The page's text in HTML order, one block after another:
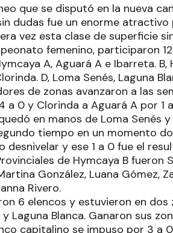
que se disputó en la nueva
dudas fue un enorme
vez esta clase de superficie
femenino, participaron
A, Aguará A e Ibarreta. B,
D, Loma Senés, Laguna
de zonas avanzaron a las
a 0 y Clorinda a Aguará A por 1
en manos de Loma Senés
tiempo en un momento
desnivelar y ese 1 a 0 fue el
de Hymcaya B fueron
González, Luana Gómez,
Rivero.
6 elencos y estuvieron en dos
Laguna Blanca. Ganaron sus
capitalino se impuso por 3 a